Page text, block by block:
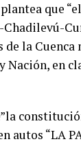
que
la
Nación, en
“LA